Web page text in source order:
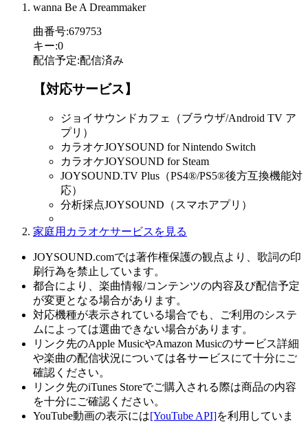
wanna Be A Dreammaker
曲番号:679753
キー:0
配信予定:配信済み
【対応サービス】
ジョイサウンドカフェ（ブラウザ/Android TV ア
プリ）
カラオケJOYSOUND for Nintendo Switch
カラオケJOYSOUND for Steam
JOYSOUND.TV Plus（PS4®/PS5®後方互換機能対
応）
分析採点JOYSOUND（スマホアプリ）
家庭用カラオケサービスを見る
JOYSOUND.comでは著作権保護の観点より、歌詞の印
刷行為を禁止しています。
都合により、楽曲情報/コンテンツの内容及び配信予定
が変更となる場合があります。
対応機種が表示されている場合でも、ご利用のシステ
ムによっては選曲できない場合があります。
リンク先のApple MusicやAmazon Musicのサービス詳細
や楽曲の配信状況については各サービスにて十分にご
確認ください。
リンク先のiTunes Storeでご購入される際は商品の内容
を十分にご確認ください。
YouTube動画の表示には[YouTube API]を利用していま